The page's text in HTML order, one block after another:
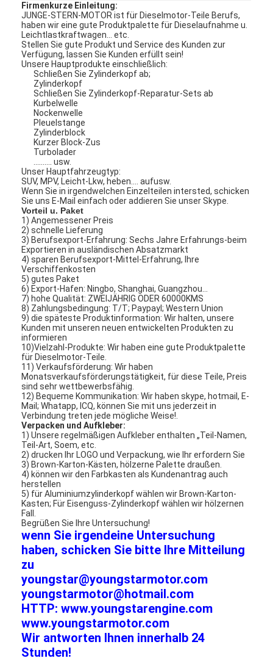
Firmenkurze Einleitung:
JUNGE-STERN-MOTOR ist für Dieselmotor-Teile Berufs,
haben wir eine gute Produktpalette für Dieselaufnahme u.
Leichtlastkraftwagen… etc.
Stellen Sie gute Produkt und Service des Kunden zur
Verfügung, lassen Sie Kunden erfüllt sein!
Unsere Hauptprodukte einschließlich:
Schließen Sie Zylinderkopf ab;
Zylinderkopf
Schließen Sie Zylinderkopf-Reparatur-Sets ab
Kurbelwelle
Nockenwelle
Pleuelstange
Zylinderblock
Kurzer Block-Zus
Turbolader
.......... usw.
Unser Hauptfahrzeugtyp:
SUV, MPV, Leicht-Lkw, heben…. aufusw.
Wenn Sie in irgendwelchen Einzelteilen intersted, schicken
Sie uns E-Mail einfach oder addieren Sie unser Skype.
Vorteil u. Paket
1) Angemessener Preis
2) schnelle Lieferung
3) Berufsexport-Erfahrung: Sechs Jahre Erfahrungs-beim
Exportieren in ausländischen Absatzmarkt
4) sparen Berufsexport-Mittel-Erfahrung, Ihre
Verschiffenkosten
5) gutes Paket
6) Export-Hafen: Ningbo, Shanghai, Guangzhou…
7) hohe Qualität: ZWEIJÄHRIG ODER 60000KMS
8) Zahlungsbedingung: T/T; Paypayl; Western Union
9) die späteste Produktinformation: Wir halten, unsere
Kunden mit unseren neuen entwickelten Produkten zu
informieren
10)Vielzahl-Produkte: Wir haben eine gute Produktpalette
für Dieselmotor-Teile.
11) Verkaufsförderung: Wir haben
Monatsverkaufsförderungstätigkeit, für diese Teile, Preis
sind sehr wettbewerbsfähig.
12) Bequeme Kommunikation: Wir haben skype, hotmail, E-
Mail; Whatapp, ICQ, können Sie mit uns jederzeit in
Verbindung treten jede mögliche Weise!.
Verpacken und Aufkleber:
1) Unsere regelmäßigen Aufkleber enthalten „Teil-Namen,
Teil-Art, Soem, etc.
2) drucken Ihr LOGO und Verpackung, wie Ihr erfordern Sie
3) Brown-Karton-Kästen, hölzerne Palette draußen.
4) können wir den Farbkasten als Kundenantrag auch
herstellen
5) für Aluminiumzylinderkopf wählen wir Brown-Karton-
Kasten; Für Eisenguss-Zylinderkopf wählen wir hölzernen
Fall.
Begrüßen Sie Ihre Untersuchung!
wenn Sie irgendeine Untersuchung
haben, schicken Sie bitte Ihre Mitteilung
zu
youngstar@youngstarmotor.com
youngstarmotor@hotmail.com
HTTP: www.youngstarengine.com
www.youngstarmotor.com
Wir antworten Ihnen innerhalb 24
Stunden!